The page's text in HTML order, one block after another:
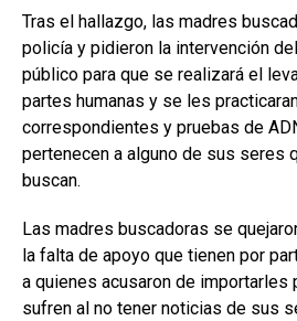
Tras el hallazgo, las madres
policía y pidieron la intervención
público para que se realizará el
partes humanas y se les
correspondientes y pruebas de
pertenecen a alguno de sus seres
buscan.
Las madres buscadoras se
la falta de apoyo que tienen por
a quienes acusaron de importarles
sufren al no tener noticias de sus